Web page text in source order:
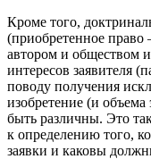
Кроме того,
(приобретенное право
автором и обществом
интересов заявителя
поводу получения
изобретение (и объема
быть различны. Это
к определению того,
заявки и каковы